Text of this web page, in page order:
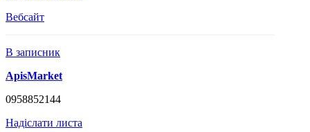
Вебсайт
В записник
ApisMarket
0958852144
Надіслати листа